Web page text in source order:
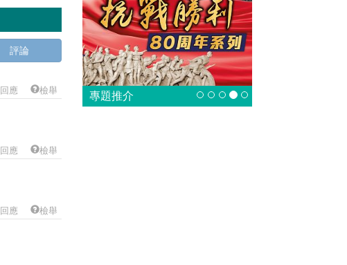
評論
回應 檢舉
回應 檢舉
回應 檢舉
專題推介